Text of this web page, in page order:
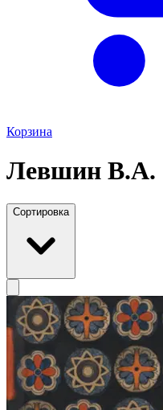
Корзина
Левшин В.А.
Сортировка